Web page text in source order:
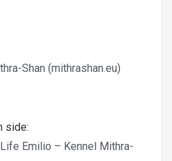
Shan (mithrashan.eu)
side:
Emilio – Kennel Mithra-